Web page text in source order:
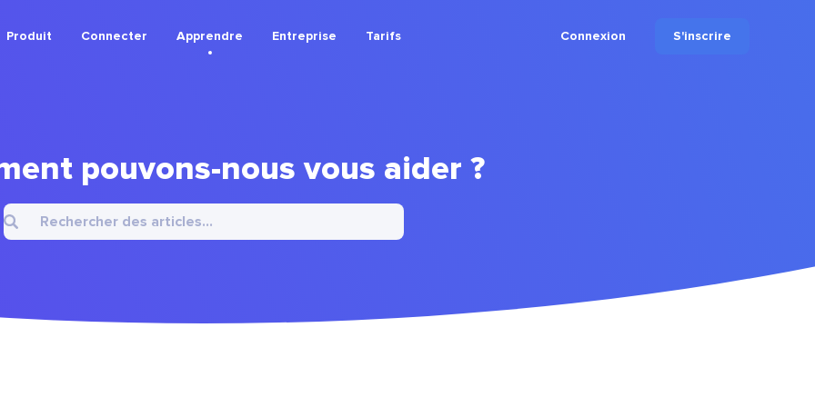
Produit Connecter Apprendre Entreprise Tarifs Connexion S'inscrire
pouvons-nous vous aider ?